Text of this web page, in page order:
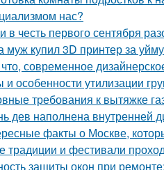
нас?
в честь первого сентября
муж купил 3D принтер за
современное
и особенности утилизации
требования к вытяжке
дев наполнена внутренней
факты о Москве,
традиции и фестивали
защиты окон при